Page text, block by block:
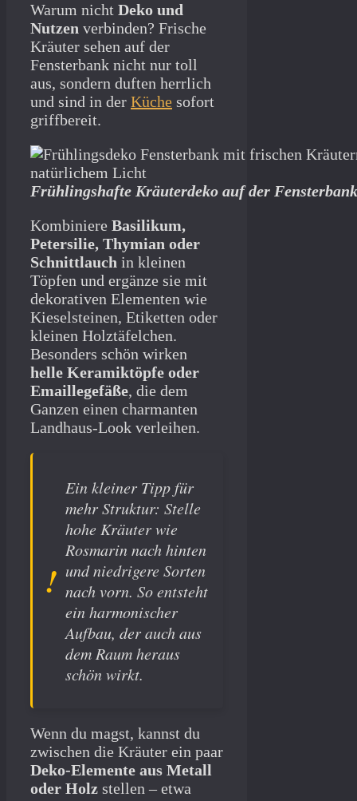
Warum nicht Deko und
Nutzen verbinden? Frische
Kräuter sehen auf der
Fensterbank nicht nur toll
aus, sondern duften herrlich
und sind in der Küche sofort
griffbereit.
Frühlingshafte Kräuterdeko auf der Fensterbank
Kombiniere Basilikum,
Petersilie, Thymian oder
Schnittlauch in kleinen
Töpfen und ergänze sie mit
dekorativen Elementen wie
Kieselsteinen, Etiketten oder
kleinen Holztäfelchen.
Besonders schön wirken
helle Keramiktöpfe oder
Emaillegefäße, die dem
Ganzen einen charmanten
Landhaus-Look verleihen.
Ein kleiner Tipp für
mehr Struktur: Stelle
hohe Kräuter wie
Rosmarin nach hinten
und niedrigere Sorten
nach vorn. So entsteht
ein harmonischer
Aufbau, der auch aus
dem Raum heraus
schön wirkt.
Wenn du magst, kannst du
zwischen die Kräuter ein paar
Deko-Elemente aus Metall
oder Holz stellen – etwa